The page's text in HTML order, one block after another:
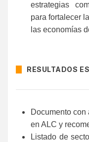
estrategias
para fortalecer
las economías
RESULTADOS
Documento
en ALC y
Listado de